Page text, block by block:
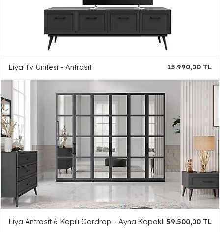
Liya Tv Ünitesi - Antrasit 15.990,00 TL
Liya Antrasit 6 Kapılı Gardrop - Ayna Kapaklı 59.500,00 TL